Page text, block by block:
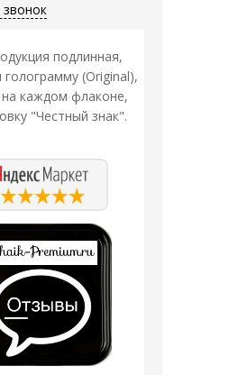
подлинная,
(Original),
на каждом флаконе,
"Честный знак".